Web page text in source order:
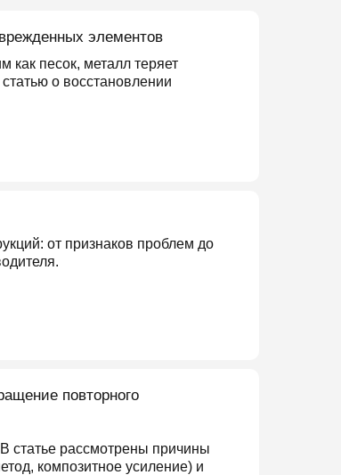
элементов
как песок, металл теряет
о восстановлении
от признаков проблем до
повторного
статье рассмотрены причины
композитное усиление) и